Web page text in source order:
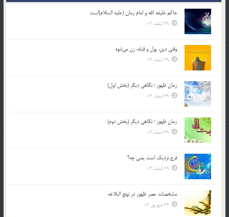
حاکم خليفه الله و امام زمان (علیه السلام)است
29 اسفند 03
وقتی دین، پول و قبله، زن می‌شود
29 اسفند 03
زمان ظهور ؛ نگاهی دیگر (بخش اول)
29 اسفند 03
زمان ظهور ؛ نگاهی دیگر (بخش دوم)
29 اسفند 03
فرج نزدیک است یعنی چه؟
29 اسفند 03
مشخصات عصر ظهور در نهج البلاغه
22 شهریور 03